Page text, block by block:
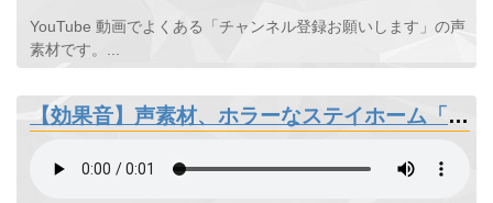
YouTube 動画でよくある「チャンネル登録お願いします」の声
素材です。...
【効果音】声素材、ホラーなステイホーム「お家にいろ」